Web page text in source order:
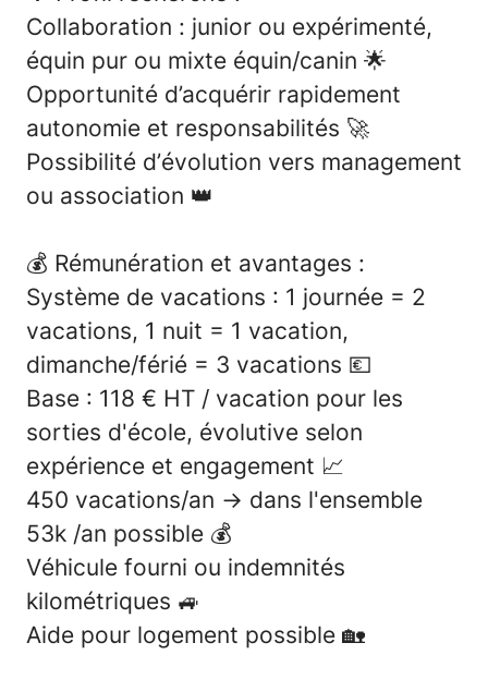
Collaboration : junior ou expérimenté,
équin pur ou mixte équin/canin 🌟
Opportunité d’acquérir rapidement
autonomie et responsabilités 🚀
Possibilité d’évolution vers management
ou association 👑
💰 Rémunération et avantages :
Système de vacations : 1 journée = 2
vacations, 1 nuit = 1 vacation,
dimanche/férié = 3 vacations 💶
Base : 118 € HT / vacation pour les
sorties d'école, évolutive selon
expérience et engagement 📈
450 vacations/an → dans l'ensemble
53k /an possible 💰
Véhicule fourni ou indemnités
kilométriques 🚙
Aide pour logement possible 🏡